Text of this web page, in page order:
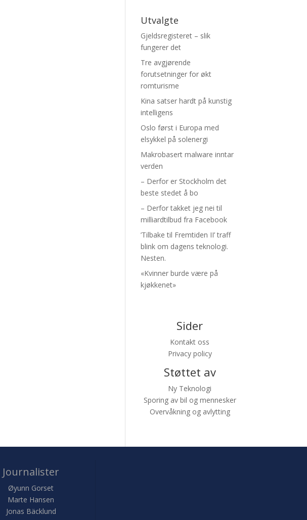
Utvalgte
Gjeldsregisteret – slik
fungerer det
Tre avgjørende
forutsetninger for økt
romturisme
Kina satser hardt på kunstig
intelligens
Oslo først i Europa med
elsykkel på solenergi
Makrobasert malware inntar
verden
– Derfor er Stockholm det
beste stedet å bo
– Derfor takket jeg nei til
milliardtilbud fra Facebook
’Tilbake til Fremtiden II’ traff
blink om dagens teknologi.
Nesten.
«Kvinner burde være på
kjøkkenet»
Sider
Kontakt oss
Privacy policy
Støttet av
Ny Teknologi
Sporing av bil og mennesker
Overvåkning og avlytting
Journalister
Øyunn Gorset
Marte Hansen
Jonas Bäcklund